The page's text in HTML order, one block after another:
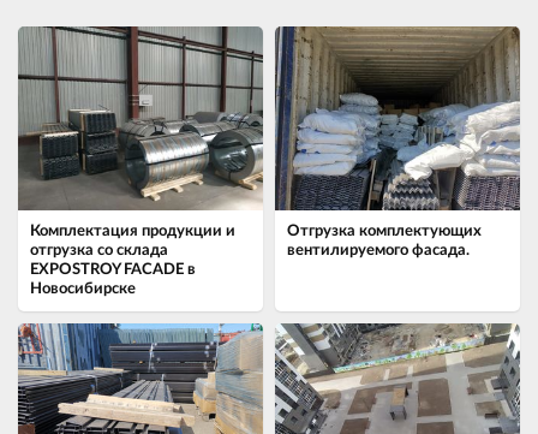
Комплектация продукции и
отгрузка со склада
EXPOSTROY FACADE в
Новосибирске
Отгрузка комплектующих
вентилируемого фасада.